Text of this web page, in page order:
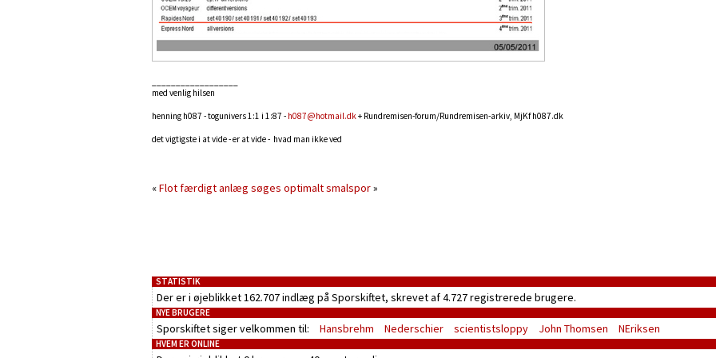
med venlig hilsen
henning h087 - togunivers 1:1 i 1:87 - h087@hotmail.dk+ Rundremisen-forum/Rundremisen-arkiv, MjKf h087.dk
det vigtigste i at vide - er at vide - hvad man ikke ved
«Flot færdigt anlæg søges optimalt smalspor»
STATISTIK
Der er i øjeblikket 162.707 indlæg på Sporskiftet, skrevet af 4.727 registrerede brugere.
NYE BRUGERE
Sporskiftet siger velkommen til: Hansbrehm Nederschier scientistsloppy John Thomsen NEriksen
HVEM ER ONLINE